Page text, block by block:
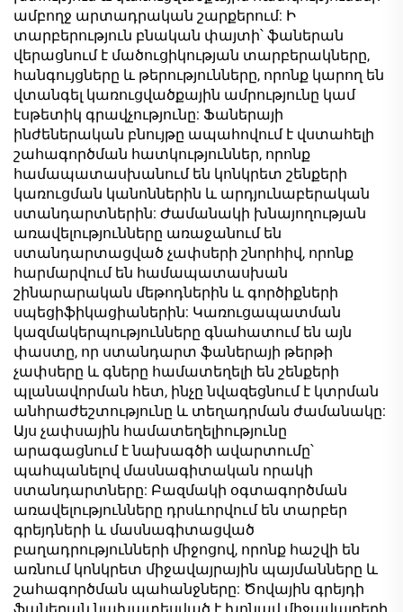
ամբողջ արտադրական շարքերում: Ի
տարբերություն բնական փայտի՝ ֆաներան
վերացնում է մածուցիկության տարբերակները,
հանգույցները և թերությունները, որոնք կարող են
վտանգել կառուցվածքային ամրությունը կամ
էսթետիկ գրավչությունը: Ֆաներայի
ինժեներական բնույթը ապահովում է վստահելի
շահագործման հատկություններ, որոնք
համապատասխանում են կոնկրետ շենքերի
կառուցման կանոններին և արդյունաբերական
ստանդարտներին: Ժամանակի խնայողության
առավելությունները առաջանում են
ստանդարտացված չափսերի շնորհիվ, որոնք
հարմարվում են համապատասխան
շինարարական մեթոդներին և գործիքների
սպեցիֆիկացիաներին: Կառուցապատման
կազմակերպությունները գնահատում են այն
փաստը, որ ստանդարտ ֆաներայի թերթի
չափսերը և գները համատեղելի են շենքերի
պլանավորման հետ, ինչը նվազեցնում է կտրման
անհրաժեշտությունը և տեղադրման ժամանակը:
Այս չափսային համատեղելիությունը
արագացնում է նախագծի ավարտումը՝
պահպանելով մասնագիտական որակի
ստանդարտները: Բազմակի օգտագործման
առավելությունները դրսևորվում են տարբեր
գրեյդների և մասնագիտացված
բաղադրությունների միջոցով, որոնք հաշվի են
առնում կոնկրետ միջավայրային պայմանները և
շահագործման պահանջները: Ծովային գրեյդի